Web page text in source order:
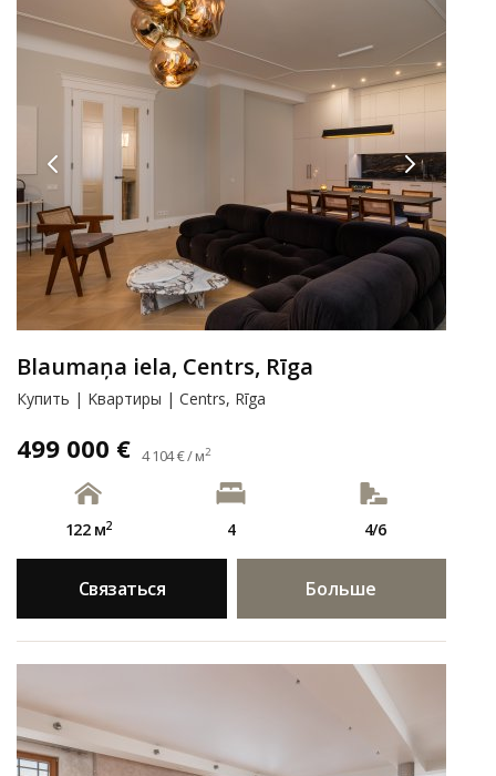
Blaumaņa iela, Centrs, Rīga
Купить | Kвартиры | Centrs, Rīga
499 000 € 4 104 € / м2
122 м2 4 4/6
Связаться Больше